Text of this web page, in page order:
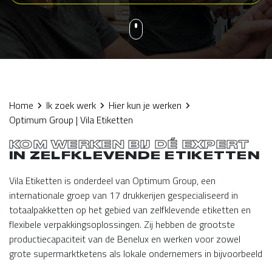
Home Ik zoek werk
Hier kun je werken
Optimum Group | Vila Etiketten
KOM WERKEN BIJ DÉ EXPERT
IN ZELFKLEVENDE ETIKETTEN
Vila Etiketten is onderdeel van Optimum Group, een
internationale groep van 17 drukkerijen gespecialiseerd in
totaalpakketten op het gebied van zelfklevende etiketten en
flexibele verpakkingsoplossingen. Zij hebben de grootste
productiecapaciteit van de Benelux en werken voor zowel
grote supermarktketens als lokale ondernemers in bijvoorbeeld